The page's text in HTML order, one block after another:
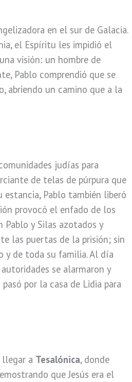
en el sur de Galacia.
el Espíritu les impidió el
visión: un hombre de
Pablo comprendió que se
abriendo un camino que a la
judías para
de telas de púrpura que
estancia, Pablo también liberó
provocó el enfado de los
y Silas azotados y
las puertas de la prisión; sin
y de toda su familia. Al día
se alarmaron y
por la casa de Lidia para
a Tesalónica, donde
que Jesús era el